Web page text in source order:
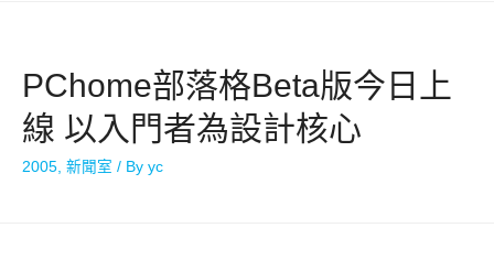
PChome部落格Beta版今日上
線 以入門者為設計核心
2005 新聞室 / By yc